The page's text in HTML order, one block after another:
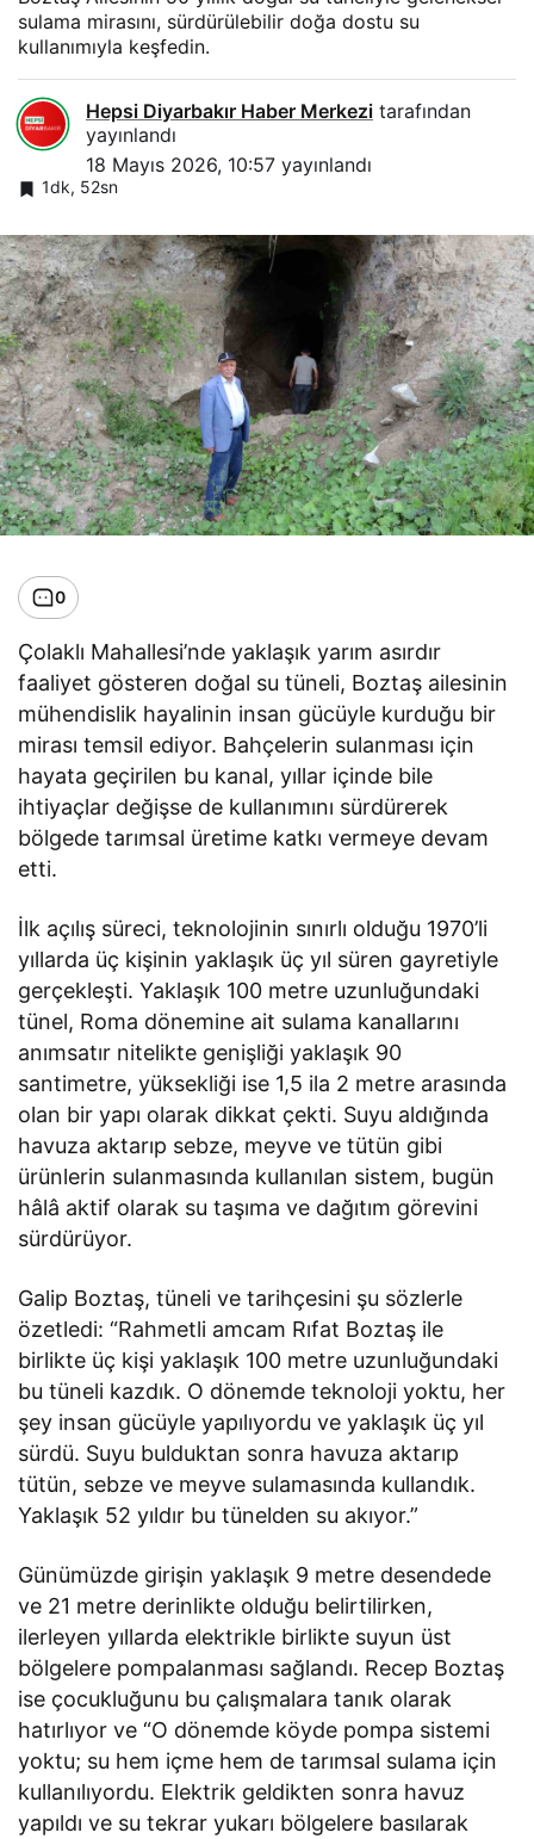
sulama mirasını, sürdürülebilir doğa dostu su
kullanımıyla keşfedin.
Hepsi Diyarbakır Haber Merkezi tarafından
yayınlandı
18 Mayıs 2026, 10:57 yayınlandı
1dk, 52sn
0
Çolaklı Mahallesi’nde yaklaşık yarım asırdır
faaliyet gösteren doğal su tüneli, Boztaş ailesinin
mühendislik hayalinin insan gücüyle kurduğu bir
mirası temsil ediyor. Bahçelerin sulanması için
hayata geçirilen bu kanal, yıllar içinde bile
ihtiyaçlar değişse de kullanımını sürdürerek
bölgede tarımsal üretime katkı vermeye devam
etti.
İlk açılış süreci, teknolojinin sınırlı olduğu 1970’li
yıllarda üç kişinin yaklaşık üç yıl süren gayretiyle
gerçekleşti. Yaklaşık 100 metre uzunluğundaki
tünel, Roma dönemine ait sulama kanallarını
anımsatır nitelikte genişliği yaklaşık 90
santimetre, yüksekliği ise 1,5 ila 2 metre arasında
olan bir yapı olarak dikkat çekti. Suyu aldığında
havuza aktarıp sebze, meyve ve tütün gibi
ürünlerin sulanmasında kullanılan sistem, bugün
hâlâ aktif olarak su taşıma ve dağıtım görevini
sürdürüyor.
Galip Boztaş, tüneli ve tarihçesini şu sözlerle
özetledi: “Rahmetli amcam Rıfat Boztaş ile
birlikte üç kişi yaklaşık 100 metre uzunluğundaki
bu tüneli kazdık. O dönemde teknoloji yoktu, her
şey insan gücüyle yapılıyordu ve yaklaşık üç yıl
sürdü. Suyu bulduktan sonra havuza aktarıp
tütün, sebze ve meyve sulamasında kullandık.
Yaklaşık 52 yıldır bu tünelden su akıyor.”
Günümüzde girişin yaklaşık 9 metre desendede
ve 21 metre derinlikte olduğu belirtilirken,
ilerleyen yıllarda elektrikle birlikte suyun üst
bölgelere pompalanması sağlandı. Recep Boztaş
ise çocukluğunu bu çalışmalara tanık olarak
hatırlıyor ve “O dönemde köyde pompa sistemi
yoktu; su hem içme hem de tarımsal sulama için
kullanılıyordu. Elektrik geldikten sonra havuz
yapıldı ve su tekrar yukarı bölgelere basılarak